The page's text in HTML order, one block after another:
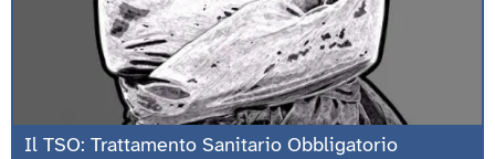
Il TSO: Trattamento Sanitario Obbligatorio